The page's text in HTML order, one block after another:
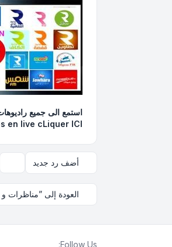
استمع الى جميع
en live cLiquer ICI
أضف رد جديد
العودة إلى ”مناظرات و
Follow Us: